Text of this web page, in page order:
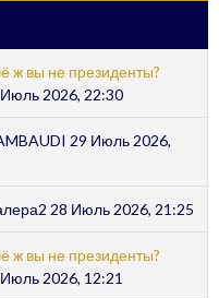
ж вы не президенты?
2026, 22:30
29 Июль 2026,
28 Июль 2026, 21:25
ж вы не президенты?
2026, 12:21